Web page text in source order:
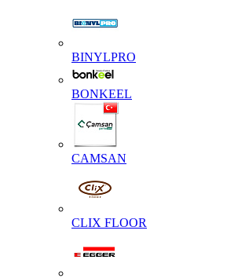
BINYLPRO
BONKEEL
CAMSAN
CLIX FLOOR